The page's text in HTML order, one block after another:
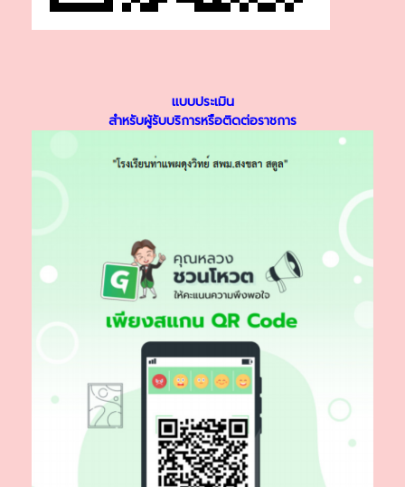
แบบประเมิน
สำหรับผู้รับบริการหรือติดต่อราชการ